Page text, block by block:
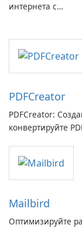
интернета с
PDFCreator
PDFCreator:
конвертируйте
Mailbird
Оптимизируйте